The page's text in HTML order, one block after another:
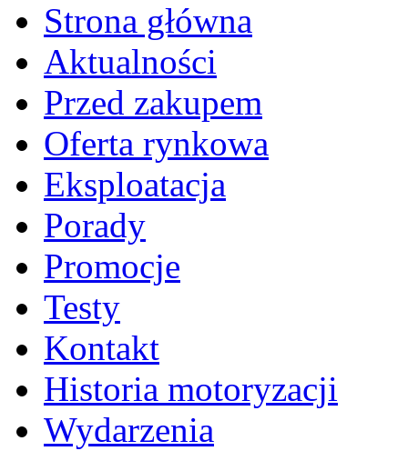
Strona główna
Aktualności
Przed zakupem
Oferta rynkowa
Eksploatacja
Porady
Promocje
Testy
Kontakt
Historia motoryzacji
Wydarzenia